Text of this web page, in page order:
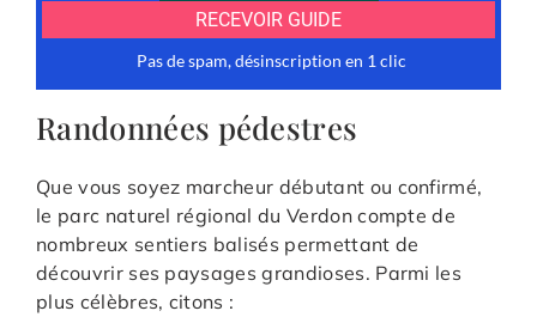
Randonnées pédestres
Que vous soyez marcheur débutant ou confirmé,
le parc naturel régional du Verdon compte de
nombreux sentiers balisés permettant de
découvrir ses paysages grandioses. Parmi les
plus célèbres, citons :